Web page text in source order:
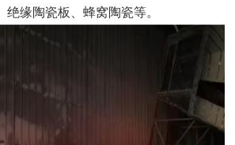
绝缘陶瓷板、蜂窝陶瓷等。